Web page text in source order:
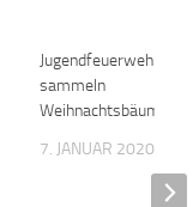
Jugendfeuerwehren
sammeln
Weihnachtsbäume ein
7. JANUAR 2020